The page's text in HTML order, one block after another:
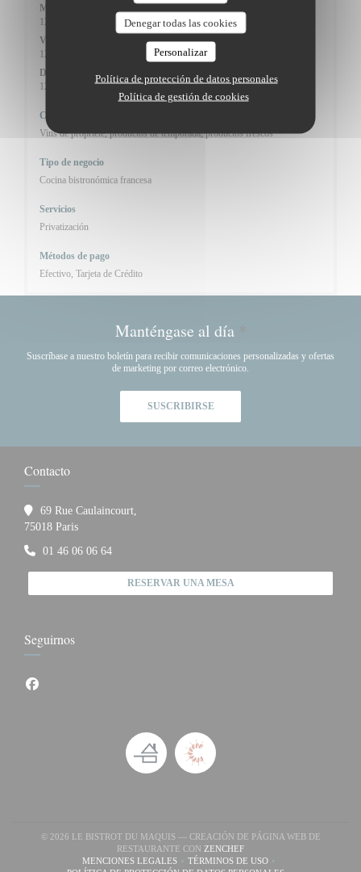
Denegar todas las cookies
Personalizar
Política de protección de datos personales
Política de gestión de cookies
Mie
12:00 - 13:45
19:30 - 22:00
Vie
12:00 - 13:45
Domingo
12:00 - 14:15
• 19:30 - 21:30
Cocina
Vins de propriété, productos de temporada, productos frescos
Tipo de negocio
Cocina bistronómica francesa
Servicios
Privatización
Métodos de pago
Efectivo, Tarjeta de Crédito
Manténgase al día *
Suscríbase a nuestro boletín para recibir comunicaciones personalizadas y ofertas
de marketing por correo electrónico.
SUSCRIBIRSE
Contacto
69 Rue Caulaincourt,
75018 Paris((abre en una nueva ventana))
01 46 06 06 64
RESERVAR UNA MESA
Seguirnos
Facebook ((abre en una nueva ventana))
© 2026 LE BISTROT DU MAQUIS — CREACIÓN DE PÁGINA WEB DE
RESTAURANTE CON ZENCHEF((ABRE EN UNA NUEVA
MENCIONES LEGALES((ABRE EN UNA NUEVA VENTANA))
TÉRMINOS DE USO((ABRE EN UNA NUEVA